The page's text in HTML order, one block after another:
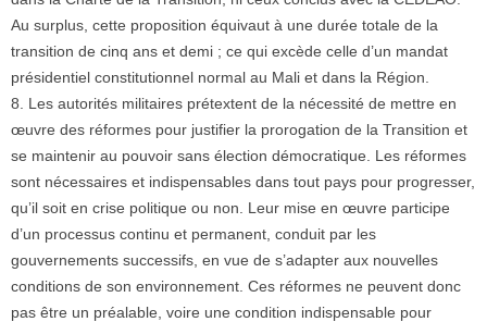
Au surplus, cette proposition équivaut à une durée totale de la
transition de cinq ans et demi ; ce qui excède celle d’un mandat
présidentiel constitutionnel normal au Mali et dans la Région.
8. Les autorités militaires prétextent de la nécessité de mettre en
œuvre des réformes pour justifier la prorogation de la Transition et
se maintenir au pouvoir sans élection démocratique. Les réformes
sont nécessaires et indispensables dans tout pays pour progresser,
qu’il soit en crise politique ou non. Leur mise en œuvre participe
d’un processus continu et permanent, conduit par les
gouvernements successifs, en vue de s’adapter aux nouvelles
conditions de son environnement. Ces réformes ne peuvent donc
pas être un préalable, voire une condition indispensable pour